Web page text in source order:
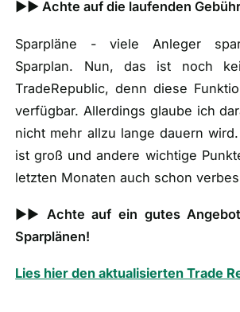
►► Achte auf die laufenden
Sparpläne - viele Anleger
Sparplan. Nun, das ist noch
TradeRepublic, denn diese
verfügbar. Allerdings glaube ich
nicht mehr allzu lange dauern
ist groß und andere wichtige
letzten Monaten auch schon
►► Achte auf ein gutes
Sparplänen!
Lies hier den aktualisierten Trade